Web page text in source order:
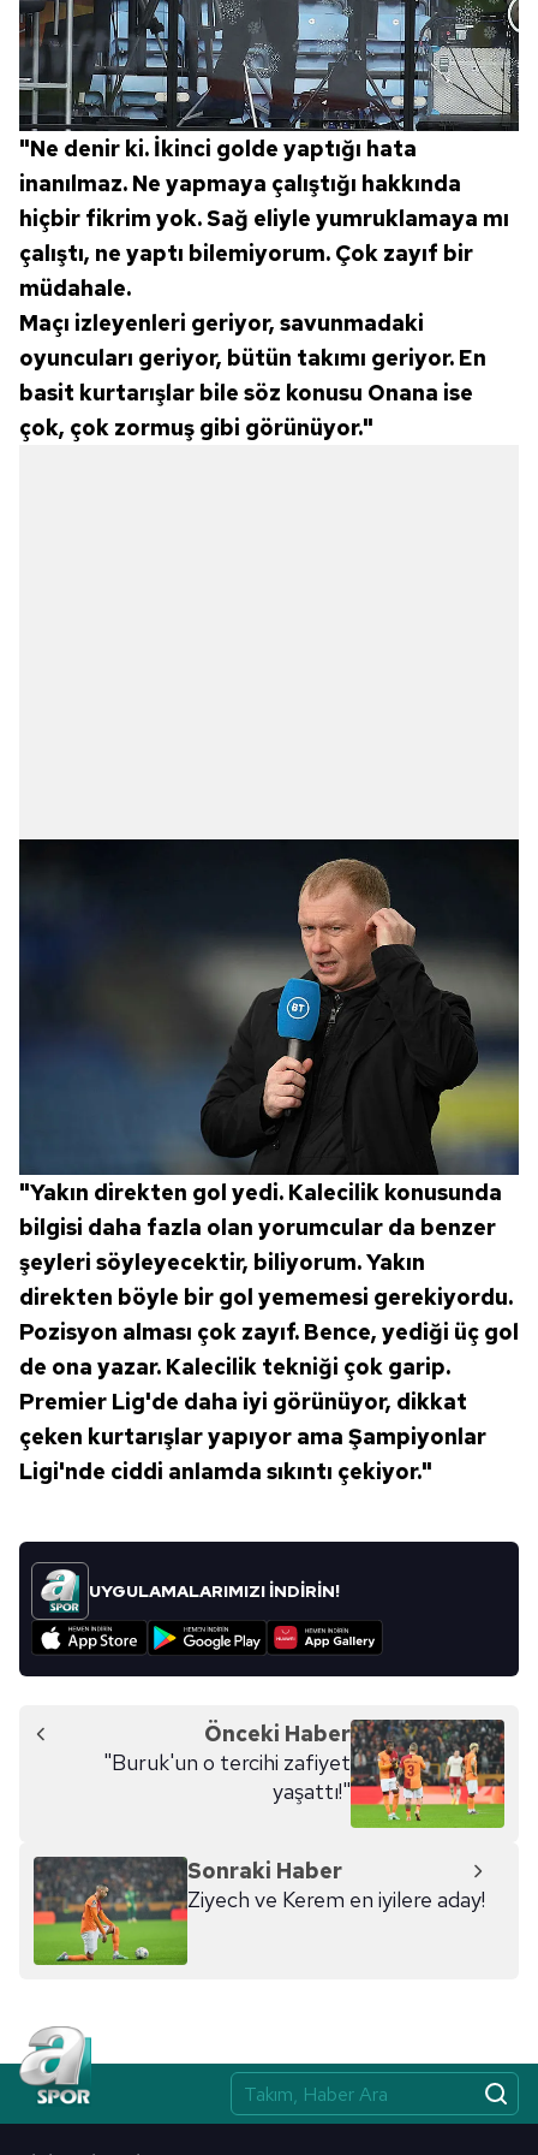
Metnimiziziyaret edebilirsiniz.
6698 sayılı Kişisel Verilerin Korunması Kanunu uyarınca
hazırlanmış Aydınlatma Metnimizi okumak ve sitemizde
ilgili mevzuata uygun olarak kullanılan çerezlerle ilgili bilgi
almak için lütfen tıklayınız.
"Ne denir ki. İkinci golde yaptığı hata
inanılmaz. Ne yapmaya çalıştığı hakkında
hiçbir fikrim yok. Sağ eliyle yumruklamaya mı
çalıştı, ne yaptı bilemiyorum. Çok zayıf bir
müdahale.
Maçı izleyenleri geriyor, savunmadaki
oyuncuları geriyor, bütün takımı geriyor. En
basit kurtarışlar bile söz konusu Onana ise
çok, çok zormuş gibi görünüyor."
"Yakın direkten gol yedi. Kalecilik konusunda
bilgisi daha fazla olan yorumcular da benzer
şeyleri söyleyecektir, biliyorum. Yakın
direkten böyle bir gol yememesi gerekiyordu.
Pozisyon alması çok zayıf. Bence, yediği üç gol
de ona yazar. Kalecilik tekniği çok garip.
Premier Lig'de daha iyi görünüyor, dikkat
çeken kurtarışlar yapıyor ama Şampiyonlar
Ligi'nde ciddi anlamda sıkıntı çekiyor."
UYGULAMALARIMIZI İNDİRİN!
Önceki Haber
"Buruk'un o tercihi zafiyet
yaşattı!"
Sonraki Haber
Ziyech ve Kerem en iyilere aday!